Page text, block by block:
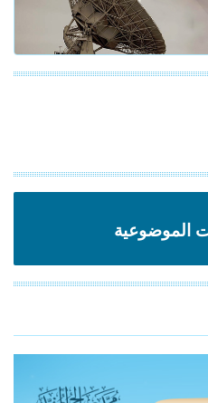
الموضوعية